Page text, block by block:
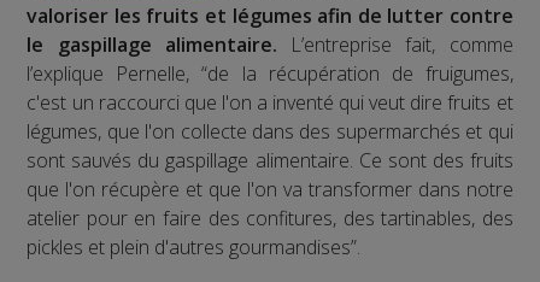
valoriser les fruits et légumes afin de lutter contre
le gaspillage alimentaire. L’entreprise fait, comme
l’explique Pernelle, “de la récupération de fruigumes,
c'est un raccourci que l'on a inventé qui veut dire fruits et
légumes, que l'on collecte dans des supermarchés et qui
sont sauvés du gaspillage alimentaire. Ce sont des fruits
que l'on récupère et que l'on va transformer dans notre
atelier pour en faire des confitures, des tartinables, des
pickles et plein d'autres gourmandises”.